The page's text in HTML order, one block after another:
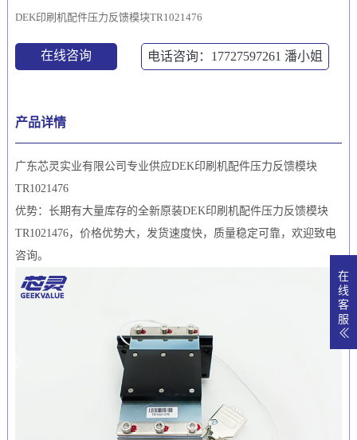
DEK印刷机配件压力反馈模块TR1021476
在线咨询 电话咨询：17727597261 潘小姐
产品详情
广东芯灵实业有限公司专业供应DEK印刷机配件压力反馈模块
TR1021476
优势：长期有大量库存的全新原装DEK印刷机配件压力反馈模块
TR1021476，价格优势大，发货速度快，质量稳定可靠，欢迎致电
咨询。
在
线
客
服